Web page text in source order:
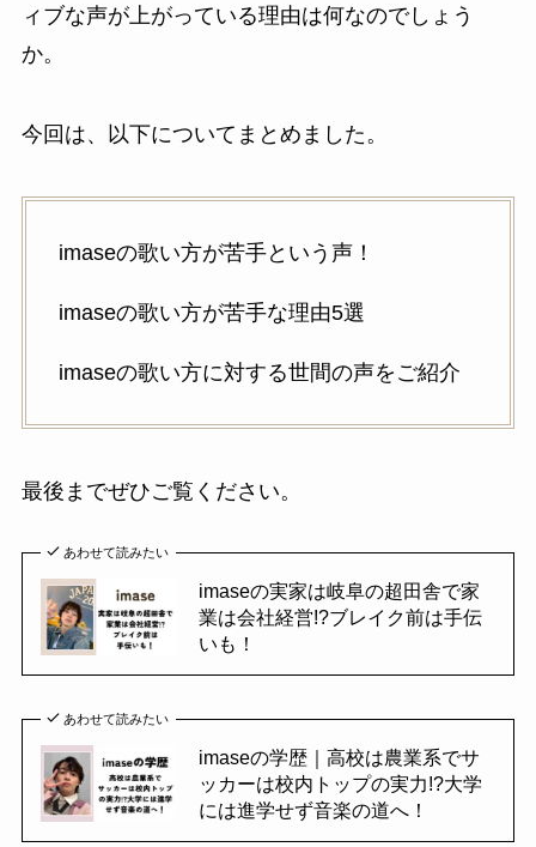
ィブな声が上がっている理由は何なのでしょう
か。
今回は、以下についてまとめました。
imaseの歌い方が苦手という声！
imaseの歌い方が苦手な理由5選
imaseの歌い方に対する世間の声をご紹介
最後までぜひご覧ください。
あわせて読みたい
imaseの実家は岐阜の超田舎で家
業は会社経営!?ブレイク前は手伝
いも！
あわせて読みたい
imaseの学歴｜高校は農業系でサ
ッカーは校内トップの実力!?大学
には進学せず音楽の道へ！